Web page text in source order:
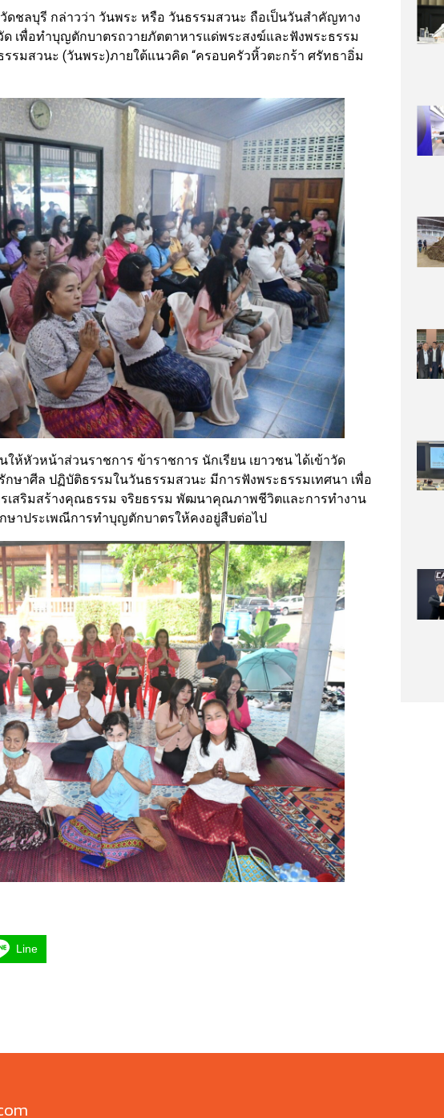
ดชลบุรี กล่าวว่า วันพระ หรือ วันธรรมสวนะ ถือเป็นวันสำคัญทาง
เพื่อทำบุญตักบาตรถวายภัตตาหารแด่พระสงฆ์และฟังพระธรรม
รรมสวนะ (วันพระ)ภายใต้แนวคิด “ครอบครัวหิ้วตะกร้า ศรัทธาอิ่ม
ห้หัวหน้าส่วนราชการ ข้าราชการ นักเรียน เยาวชน ได้เข้าวัด
ษาศีล ปฏิบัติธรรมในวันธรรมสวนะ มีการฟังพระธรรมเทศนา เพื่อ
เสริมสร้างคุณธรรม จริยธรรม พัฒนาคุณภาพชีวิตและการทำงาน
ษาประเพณีการทำบุญตักบาตรให้คงอยู่สืบต่อไป
Line